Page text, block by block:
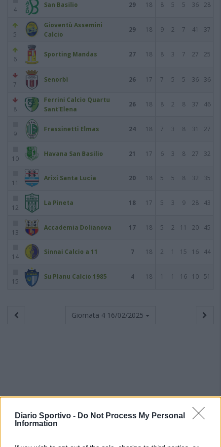
Diario Sportivo - Do Not Process My Personal
Information
4
San Basilio 29 18 8 5 5 36 28
5
Gioventù Assemini
Calcio
29 18 9 2 7 41 37
6
Sporting Mandas 27 18 8 3 7 27 25
7
Senorbì 26 17 7 5 5 36 36
8
Ferrini Calcio Quartu
Sant'Elena
26 18 8 2 8 37 46
9
Frassinetti Elmas 24 18 7 3 8 31 27
10
Havana San Basilio 21 17 6 3 8 27 32
11
Arixi Santa Lucia 20 18 5 5 8 32 35
12
La Pineta 18 17 5 3 9 28 43
13
Accademia Dolianova 17 18 5 2 11 20 45
14
Sinnai Calcio a 11 7 18 2 1 15 16 44
15
Su Planu Calcio 1985 4 18 1 1 16 10 51
Giornata 4 16/02/2025